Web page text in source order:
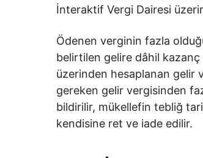
İnteraktif Vergi Dairesi
Ödenen verginin fazla
belirtilen gelire dâhil
üzerinden hesaplanan gelir
gereken gelir vergisinden
bildirilir, mükellefin tebliğ
kendisine ret ve iade edilir.